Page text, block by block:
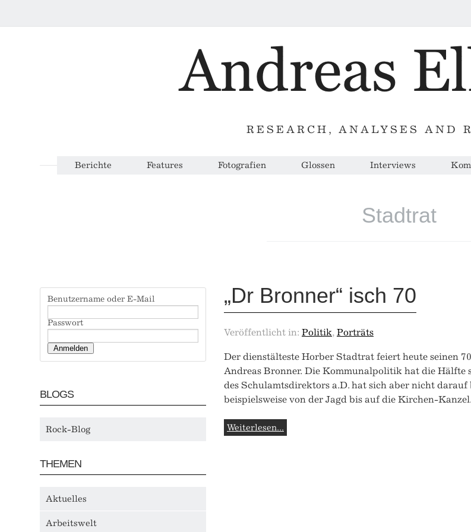
RESEARCH, ANALYSES AND
Berichte Features Fotografien Glossen Interviews
Stadtrat
Benutzername oder E-Mail
Passwort
BLOGS
Rock-Blog
THEMEN
Aktuelles
Arbeitswelt
„Dr Bronner“ isch 70
Veröffentlicht in: Politik, Porträts
Der dienstälteste Horber Stadtrat feiert heute seinen
Andreas Bronner. Die Kommunalpolitik hat die Hälfte
des Schulamtsdirektors a.D. hat sich aber nicht
beispielsweise von der Jagd bis auf die Kirchen-Kanzel.
Weiterlesen...